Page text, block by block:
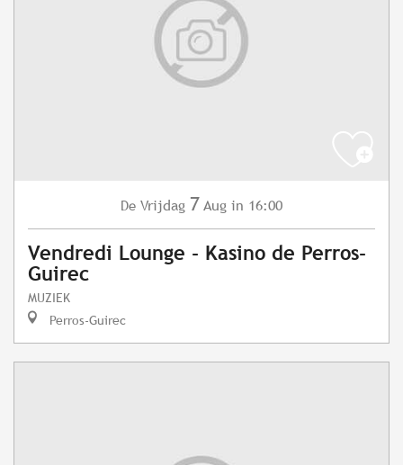
De Vrijdag 7 Aug in 16:00
Vendredi Lounge - Kasino de Perros-
Guirec
MUZIEK
Perros-Guirec